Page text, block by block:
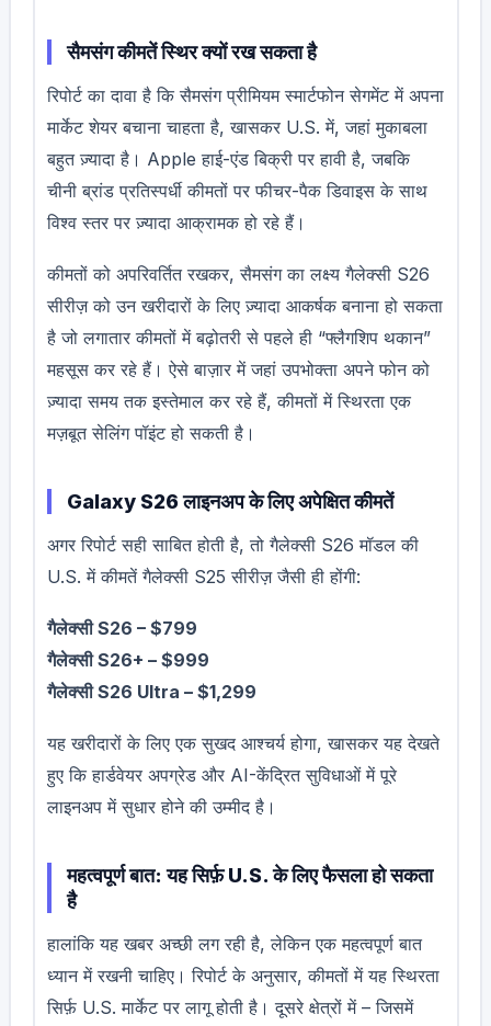
सैमसंग कीमतें स्थिर क्यों रख सकता है
रिपोर्ट का दावा है कि सैमसंग प्रीमियम स्मार्टफोन सेगमेंट में अपना
मार्केट शेयर बचाना चाहता है, खासकर U.S. में, जहां मुकाबला
बहुत ज़्यादा है। Apple हाई-एंड बिक्री पर हावी है, जबकि
चीनी ब्रांड प्रतिस्पर्धी कीमतों पर फीचर-पैक डिवाइस के साथ
विश्व स्तर पर ज़्यादा आक्रामक हो रहे हैं।
कीमतों को अपरिवर्तित रखकर, सैमसंग का लक्ष्य गैलेक्सी S26
सीरीज़ को उन खरीदारों के लिए ज़्यादा आकर्षक बनाना हो सकता
है जो लगातार कीमतों में बढ़ोतरी से पहले ही “फ्लैगशिप थकान”
महसूस कर रहे हैं। ऐसे बाज़ार में जहां उपभोक्ता अपने फोन को
ज़्यादा समय तक इस्तेमाल कर रहे हैं, कीमतों में स्थिरता एक
मज़बूत सेलिंग पॉइंट हो सकती है।
Galaxy S26 लाइनअप के लिए अपेक्षित कीमतें
अगर रिपोर्ट सही साबित होती है, तो गैलेक्सी S26 मॉडल की
U.S. में कीमतें गैलेक्सी S25 सीरीज़ जैसी ही होंगी:
गैलेक्सी S26 – $799
गैलेक्सी S26+ – $999
गैलेक्सी S26 Ultra – $1,299
यह खरीदारों के लिए एक सुखद आश्चर्य होगा, खासकर यह देखते
हुए कि हार्डवेयर अपग्रेड और AI-केंद्रित सुविधाओं में पूरे
लाइनअप में सुधार होने की उम्मीद है।
महत्वपूर्ण बात: यह सिर्फ़ U.S. के लिए फैसला हो सकता
है
हालांकि यह खबर अच्छी लग रही है, लेकिन एक महत्वपूर्ण बात
ध्यान में रखनी चाहिए। रिपोर्ट के अनुसार, कीमतों में यह स्थिरता
सिर्फ़ U.S. मार्केट पर लागू होती है। दूसरे क्षेत्रों में – जिसमें